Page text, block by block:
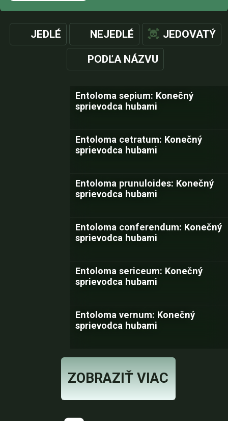
JEDLÉ NEJEDLÉ JEDOVATÝ
PODĽA NÁZVU
Entoloma sepium: Konečný
sprievodca hubami
Entoloma cetratum: Konečný
sprievodca hubami
Entoloma prunuloides: Konečný
sprievodca hubami
Entoloma conferendum: Konečný
sprievodca hubami
Entoloma sericeum: Konečný
sprievodca hubami
Entoloma vernum: Konečný
sprievodca hubami
ZOBRAZIŤ VIAC